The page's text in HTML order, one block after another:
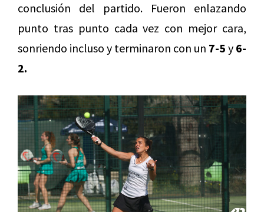
conclusión del partido. Fueron enlazando
punto tras punto cada vez con mejor cara,
sonriendo incluso y terminaron con un 7-5 y 6-
2.